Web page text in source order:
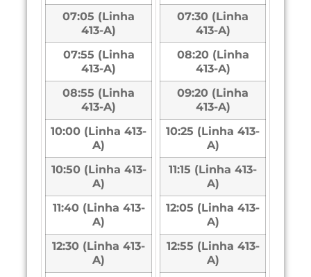
07:05 (Linha
413-A)
07:55 (Linha
413-A)
08:55 (Linha
413-A)
10:00 (Linha 413-
A)
10:50 (Linha 413-
A)
11:40 (Linha 413-
A)
12:30 (Linha 413-
A)
07:30 (Linha
413-A)
08:20 (Linha
413-A)
09:20 (Linha
413-A)
10:25 (Linha 413-
A)
11:15 (Linha 413-
A)
12:05 (Linha 413-
A)
12:55 (Linha 413-
A)